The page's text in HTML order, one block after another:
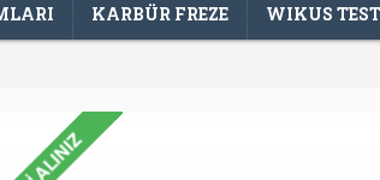
KARBÜR FREZE WIKUS